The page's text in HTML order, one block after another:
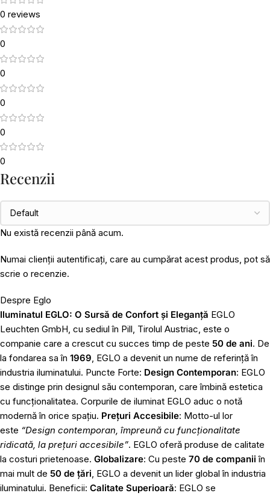
0 reviews
0
0
0
0
0
Recenzii
Nu există recenzii până acum.
Numai clienții autentificați, care au cumpărat acest produs, pot să
scrie o recenzie.
Despre Eglo
Iluminatul EGLO: O Sursă de Confort și Eleganță EGLO
Leuchten GmbH, cu sediul în Pill, Tirolul Austriac, este o
companie care a crescut cu succes timp de peste 50 de ani. De
la fondarea sa în 1969, EGLO a devenit un nume de referință în
industria iluminatului. Puncte Forte: Design Contemporan: EGLO
se distinge prin designul său contemporan, care îmbină estetica
cu funcționalitatea. Corpurile de iluminat EGLO aduc o notă
modernă în orice spațiu. Prețuri Accesibile: Motto-ul lor
este “Design contemporan, împreună cu funcționalitate
ridicată, la prețuri accesibile”. EGLO oferă produse de calitate
la costuri prietenoase. Globalizare: Cu peste 70 de companii în
mai mult de 50 de țări, EGLO a devenit un lider global în industria
iluminatului. Beneficii: Calitate Superioară: EGLO se